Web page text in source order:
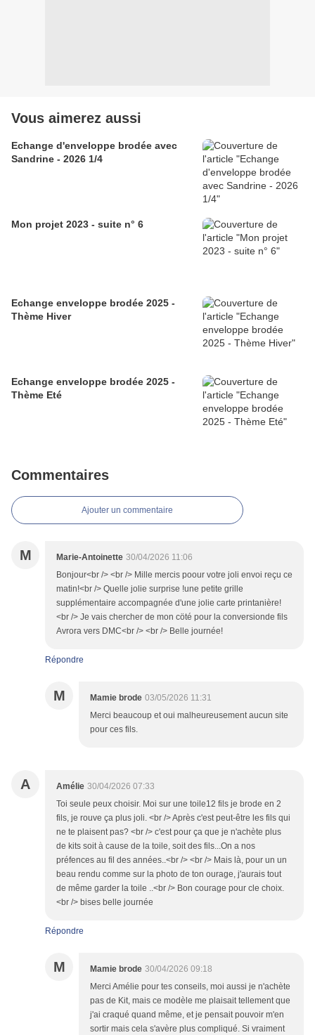
Vous aimerez aussi
Echange d'enveloppe brodée avec
Sandrine - 2026 1/4
Mon projet 2023 - suite n° 6
Echange enveloppe brodée 2025 -
Thème Hiver
Echange enveloppe brodée 2025 -
Thème Eté
Commentaires
Ajouter un commentaire
M Marie-Antoinette 30/04/2026 11:06
Bonjour<br /> <br /> Mille mercis poour votre joli envoi reçu ce
matin!<br /> Quelle jolie surprise !une petite grille
supplémentaire accompagnée d'une jolie carte printanière!
<br /> Je vais chercher de mon cöté pour la conversionde fils
Avrora vers DMC<br /> <br /> Belle journée!
Répondre
M Mamie brode 03/05/2026 11:31
Merci beaucoup et oui malheureusement aucun site
pour ces fils.
A Amélie 30/04/2026 07:33
Toi seule peux choisir. Moi sur une toile12 fils je brode en 2
fils, je rouve ça plus joli. <br /> Après c'est peut-être les fils qui
ne te plaisent pas? <br /> c'est pour ça que je n'achète plus
de kits soit à cause de la toile, soit des fils...On a nos
préfences au fil des années..<br /> <br /> Mais là, pour un un
beau rendu comme sur la photo de ton ourage, j'aurais tout
de même garder la toile ..<br /> Bon courage pour cle choix.
<br /> bises belle journée
Répondre
M Mamie brode 30/04/2026 09:18
Merci Amélie pour tes conseils, moi aussi je n'achète
pas de Kit, mais ce modèle me plaisait tellement que
j'ai craqué quand même, et je pensait pouvoir m'en
sortir mais cela s'avère plus compliqué. Si vraiment